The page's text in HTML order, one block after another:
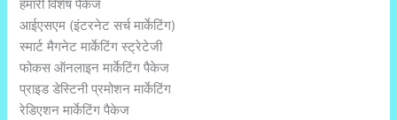
हमारी विशेष पैकेज
आईएसएम (इंटरनेट सर्च मार्केटिंग)
स्मार्ट मैगनेट मार्केटिंग स्ट्रेटेजी
फोकस ऑनलाइन मार्केटिंग पैकेज
प्राइड डेस्टिनी प्रमोशन मार्केटिंग
रेडिएशन मार्केटिंग पैकेज